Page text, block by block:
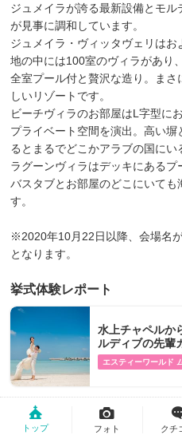
ジュメイラが誇る最新設備とモ
が見事に調和しています。
ジュメイラ・ヴィッタヴェリは
地の中には100室のヴィラがあり
全室プール付と贅沢な造り。ま
しいリゾートです。
ビーチヴィラのお部屋はL字型に
プライベート空間を演出。高い
るとまるでどこかアラブの国にい
ラグーンヴィラはデッキにあるプ
バスタブとお部屋のどこにいても
す。
※2020年10月22日以降、会場名
となります。
挙式体験レポート
水上チャペルか
ルディブの先輩
エスティーワールド
トップ フォト クチ